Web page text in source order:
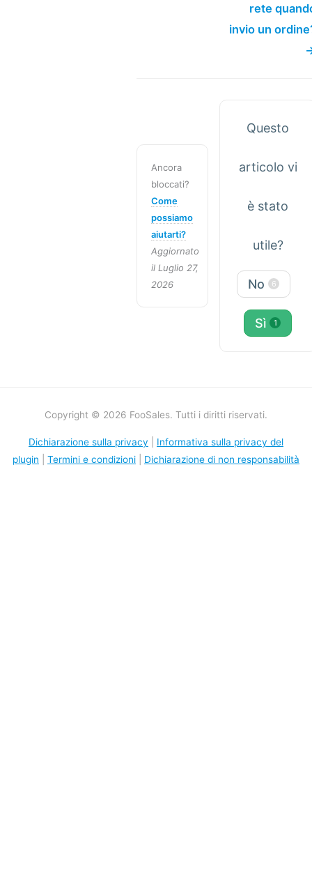
rete
invio un
Ancora
bloccati?
Come
possiamo
aiutarti?
Aggiornato
il Luglio 27,
2026
Questo
articolo vi
è stato
utile?
No 6
Sì 1
Copyright © 2026 FooSales. Tutti i diritti riservati.
Dichiarazione sulla privacy
Informativa sulla privacy del
plugin
Termini e condizioni Dichiarazione di non responsabilità